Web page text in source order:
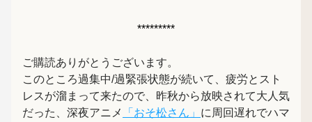
*********
ご購読ありがとうございます。
このところ過集中/過緊張状態が続いて、疲労とスト
レスが溜まって来たので、昨秋から放映されて大人気
だった、深夜アニメ
「おそ松さん」 に周回遅れでハマ